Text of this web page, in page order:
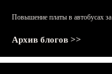
Повышение платы в автобусах за
Архив блогов >>